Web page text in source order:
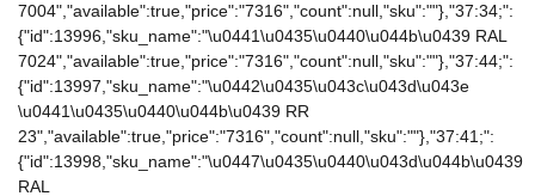
7004","available":true,"price":"7316","count":null,"sku":""},"37:34;":
{"id":13996,"sku_name":"\u0441\u0435\u0440\u044b\u0439 RAL
7024","available":true,"price":"7316","count":null,"sku":""},"37:44;":
{"id":13997,"sku_name":"\u0442\u0435\u043c\u043d\u043e
\u0441\u0435\u0440\u044b\u0439 RR
23","available":true,"price":"7316","count":null,"sku":""},"37:41;":
{"id":13998,"sku_name":"\u0447\u0435\u0440\u043d\u044b\u0439
RAL